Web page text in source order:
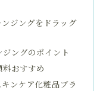
ジングをドラッグ
ングのポイント
おすすめ
ンケア化粧品ブラ